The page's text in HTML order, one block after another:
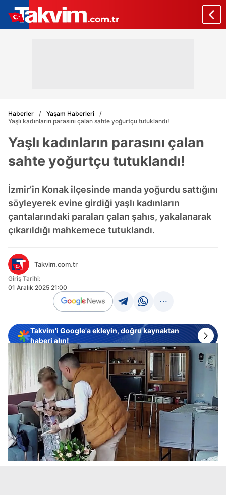
Haberler
Yaşam Haberleri
Yaşlı kadınların parasını çalan sahte yoğurtçu tutuklandı!
Yaşlı kadınların parasını çalan
sahte yoğurtçu tutuklandı!
İzmir’in Konak ilçesinde manda yoğurdu sattığını
söyleyerek evine girdiği yaşlı kadınların
çantalarındaki paraları çalan şahıs, yakalanarak
çıkarıldığı mahkemece tutuklandı.
Takvim.com.tr
Giriş Tarihi:
01 Aralık 2025 21:00
Takvim'i Google'a ekleyin, doğru kaynaktan
haberi alın!